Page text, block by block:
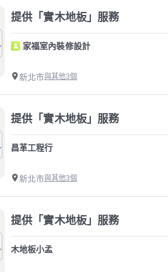
提供「實木地板」服務
家福室內裝修設計
新北市與其他3個
提供「實木地板」服務
昌革工程行
新北市與其他3個
提供「實木地板」服務
木地板小孟